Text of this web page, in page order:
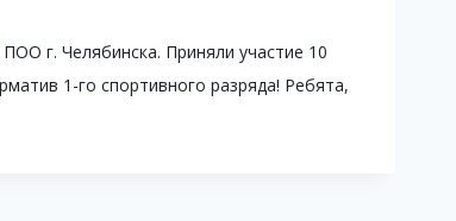
г. Челябинска. Приняли участие 10
1-го спортивного разряда! Ребята,